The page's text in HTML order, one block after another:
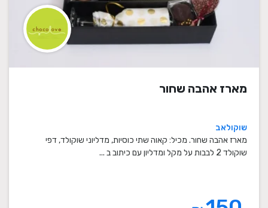
מארז אהבה שחור
שוקולאב
מארז אהבה שחור. מכיל: קאוה שתי כוסיות, מדליוני שוקולד, דפי
שוקולד 2 לבבות על מקל ומדליון עם כיתוב ב ...